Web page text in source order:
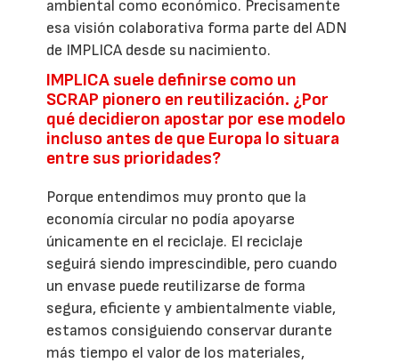
ambiental como económico. Precisamente
esa visión colaborativa forma parte del ADN
de IMPLICA desde su nacimiento.
IMPLICA suele definirse como un
SCRAP pionero en reutilización. ¿Por
qué decidieron apostar por ese modelo
incluso antes de que Europa lo situara
entre sus prioridades?
Porque entendimos muy pronto que la
economía circular no podía apoyarse
únicamente en el reciclaje. El reciclaje
seguirá siendo imprescindible, pero cuando
un envase puede reutilizarse de forma
segura, eficiente y ambientalmente viable,
estamos consiguiendo conservar durante
más tiempo el valor de los materiales,